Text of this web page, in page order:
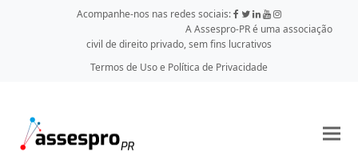
Acompanhe-nos nas redes sociais:
A Assespro-PR é uma associação
civil de direito privado, sem fins lucrativos
Termos de Uso e Política de Privacidade